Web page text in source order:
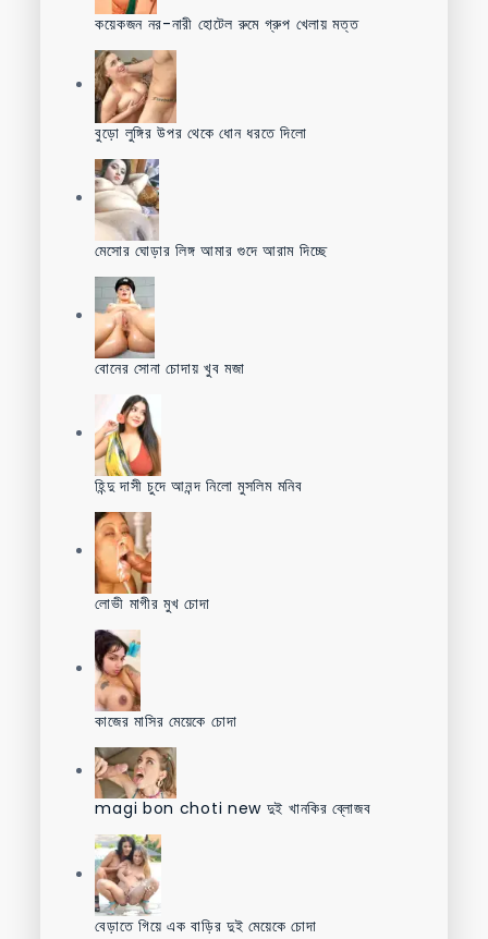
কয়েকজন নর-নারী হোটেল রুমে গ্রুপ খেলায় মত্ত
বুড়ো লুঙ্গির উপর থেকে ধোন ধরতে দিলো
মেসোর ঘোড়ার লিঙ্গ আমার গুদে আরাম দিচ্ছে
বোনের সোনা চোদায় খুব মজা
হিন্দু দাসী চুদে আনন্দ নিলো মুসলিম মনিব
লোভী মাগীর মুখ চোদা
কাজের মাসির মেয়েকে চোদা
magi bon choti new দুই খানকির ব্লোজব
বেড়াতে গিয়ে এক বাড়ির দুই মেয়েকে চোদা